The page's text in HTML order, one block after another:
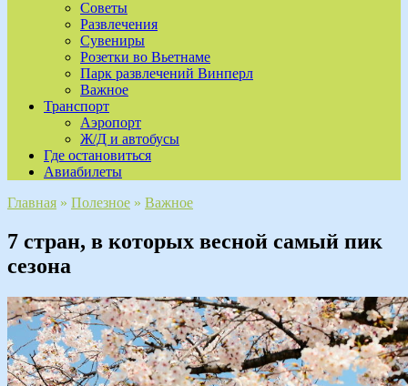
Советы
Развлечения
Сувениры
Розетки во Вьетнаме
Парк развлечений Винперл
Важное
Транспорт
Аэропорт
Ж/Д и автобусы
Где остановиться
Авиабилеты
Главная » Полезное » Важное
7 стран, в которых весной самый пик
сезона